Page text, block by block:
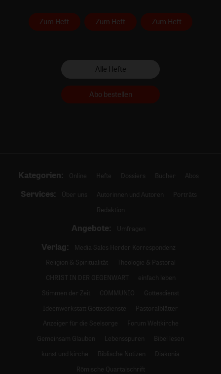
Zum Heft Zum Heft Zum Heft
Alle Hefte
Abo bestellen
Kategorien: Online Hefte Dossiers Bücher Abos
Services: Über uns Autorinnen und Autoren
Porträts
Redaktion
Angebote: Umfragen
Verlag:
Media Sales Herder Korrespondenz
Religion & Spiritualität
Theologie & Pastoral
CHRIST IN DER GEGENWART
einfach leben
Stimmen der Zeit
COMMUNIO
Gottesdienst
Ideenwerkstatt Gottesdienste
Pastoralblätter
Anzeiger für die Seelsorge
Forum Weltkirche
Gemeinsam Glauben
Lebensspuren
Bibel lesen
kunst und kirche
Biblische Notizen
Diakonia
Römische Quartalschrift